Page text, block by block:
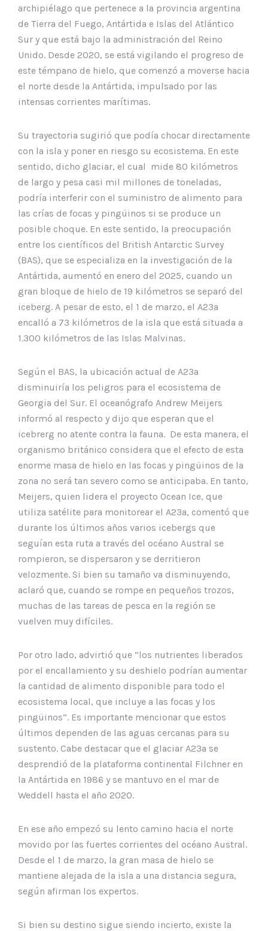
archipiélago que pertenece a la provincia argentina
de Tierra del Fuego, Antártida e Islas del Atlántico
Sur y que está bajo la administración del Reino
Unido. Desde 2020, se está vigilando el progreso de
este témpano de hielo, que comenzó a moverse hacia
el norte desde la Antártida, impulsado por las
intensas corrientes marítimas.
Su trayectoria sugirió que podía chocar directamente
con la isla y poner en riesgo su ecosistema. En este
sentido, dicho glaciar, el cual mide 80 kilómetros
de largo y pesa casi mil millones de toneladas,
podría interferir con el suministro de alimento para
las crías de focas y pingüinos si se produce un
posible choque. En este sentido, la preocupación
entre los científicos del British Antarctic Survey
(BAS), que se especializa en la investigación de la
Antártida, aumentó en enero del 2025, cuando un
gran bloque de hielo de 19 kilómetros se separó del
iceberg. A pesar de esto, el 1 de marzo, el A23a
encalló a 73 kilómetros de la isla que está situada a
1.300 kilómetros de las Islas Malvinas.
Según el BAS, la ubicación actual de A23a
disminuiría los peligros para el ecosistema de
Georgia del Sur. El oceanógrafo Andrew Meijers
informó al respecto y dijo que esperan que el
icebrerg no atente contra la fauna. De esta manera, el
organismo británico considera que el efecto de esta
enorme masa de hielo en las focas y pingüinos de la
zona no será tan severo como se anticipaba. En tanto,
Meijers, quien lidera el proyecto Ocean Ice, que
utiliza satélite para monitorear el A23a, comentó que
durante los últimos años varios icebergs que
seguían esta ruta a través del océano Austral se
rompieron, se dispersaron y se derritieron
velozmente. Si bien su tamaño va disminuyendo,
aclaró que, cuando se rompe en pequeños trozos,
muchas de las tareas de pesca en la región se
vuelven muy difíciles.
Por otro lado, advirtió que “los nutrientes liberados
por el encallamiento y su deshielo podrían aumentar
la cantidad de alimento disponible para todo el
ecosistema local, que incluye a las focas y los
pingüinos”. Es importante mencionar que estos
últimos dependen de las aguas cercanas para su
sustento. Cabe destacar que el glaciar A23a se
desprendió de la plataforma continental Filchner en
la Antártida en 1986 y se mantuvo en el mar de
Weddell hasta el año 2020.
En ese año empezó su lento camino hacia el norte
movido por las fuertes corrientes del océano Austral.
Desde el 1 de marzo, la gran masa de hielo se
mantiene alejada de la isla a una distancia segura,
según afirman los expertos.
Si bien su destino sigue siendo incierto, existe la